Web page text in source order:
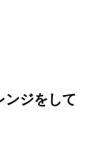
ンジをして